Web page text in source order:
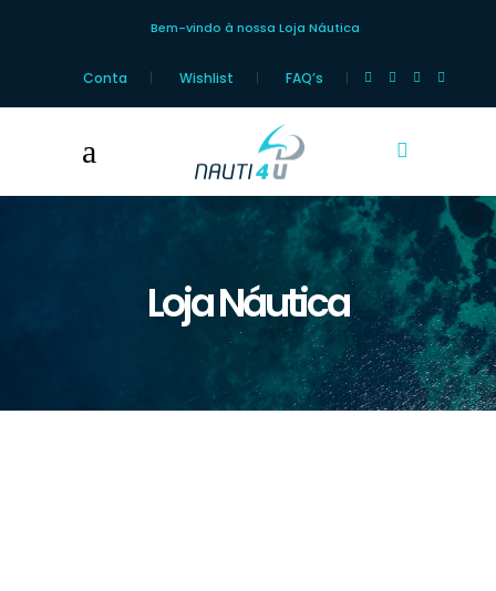
Bem-vindo à nossa Loja Náutica
Conta Wishlist FAQ’s
Loja Náutica